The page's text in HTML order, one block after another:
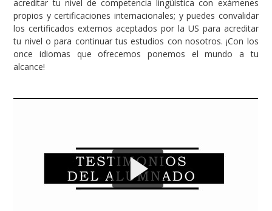
acreditar tu nivel de competencia lingüística con exámenes
propios y certificaciones internacionales; y puedes convalidar
los certificados externos aceptados por la US para acreditar
tu nivel o para continuar tus estudios con nosotros. ¡Con los
once idiomas que ofrecemos ponemos el mundo a tu
alcance!